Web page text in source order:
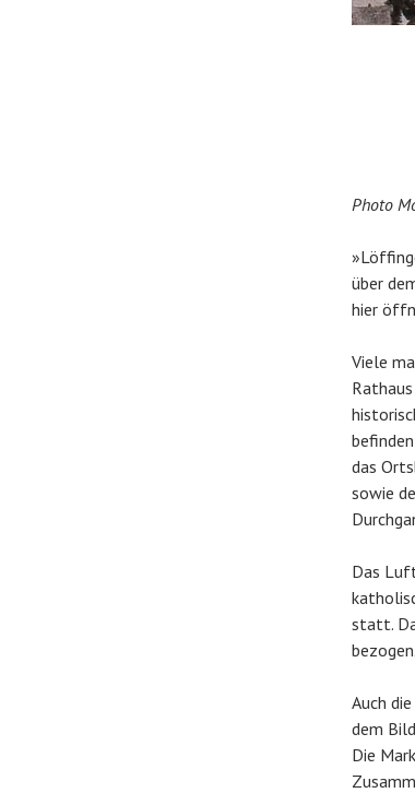
Photo
über
hier
Viele
das
sowie
Das
statt.
Auch
dem
Die